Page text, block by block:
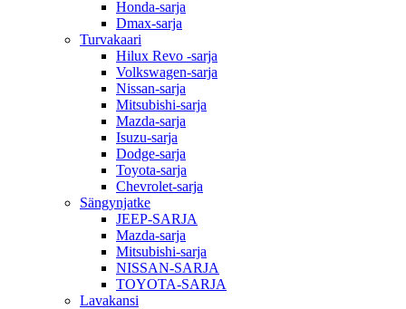
Honda-sarja
Dmax-sarja
Turvakaari
Hilux Revo -sarja
Volkswagen-sarja
Nissan-sarja
Mitsubishi-sarja
Mazda-sarja
Isuzu-sarja
Dodge-sarja
Toyota-sarja
Chevrolet-sarja
Sängynjatke
JEEP-SARJA
Mazda-sarja
Mitsubishi-sarja
NISSAN-SARJA
TOYOTA-SARJA
Lavakansi